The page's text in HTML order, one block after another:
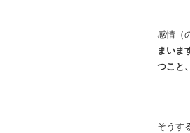
感情（
まいま
つこと
そうす